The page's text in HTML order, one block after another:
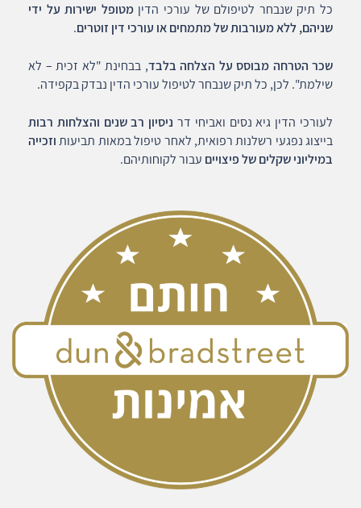
כל תיק שנבחר לטיפולם של עורכי הדיןמטופל ישירות על ידי
שניהם, ללא מעורבות של מתמחים או עורכי דין זוטרים.
שכר הטרחה מבוסס על הצלחה בלבד, בבחינת "לא זכית – לא
שילמת". לכן, כל תיק שנבחר לטיפול עורכי הדין נבדק בקפידה.
לעורכי הדין גיא נסים ואביחי דר ניסיון רב שנים והצלחות רבות
בייצוג נפגעי רשלנות רפואית, לאחר טיפול במאות תביעותוזכייה
במיליוני שקלים של פיצויים עבור לקוחותיהם.